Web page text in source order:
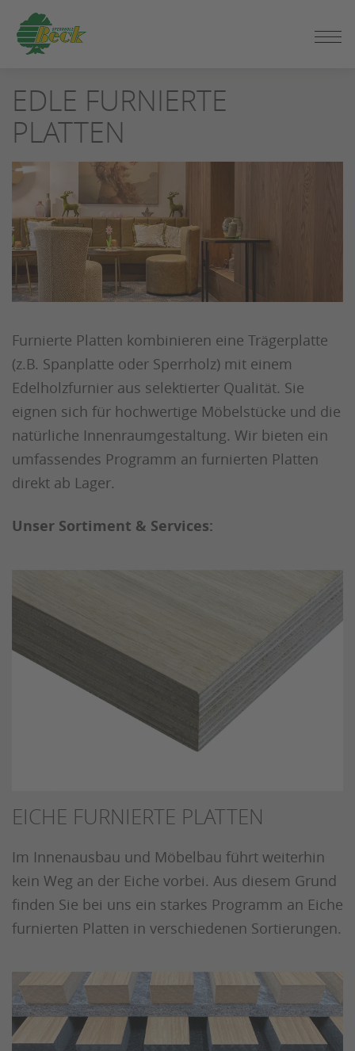
SEITENINHALT
SPRINGEN
EDLE FURNIERTE
PLATTEN
Furnierte Platten kombinieren eine Trägerplatte
(z.B. Spanplatte oder Sperrholz) mit einem
Edelholzfurnier aus selektierter Qualität. Sie
eignen sich für hochwertige Möbelstücke und die
natürliche Innenraumgestaltung. Wir bieten ein
umfassendes Programm an furnierten Platten
direkt ab Lager.
Unser Sortiment & Services:
EICHE FURNIERTE PLATTEN
Im Innenausbau und Möbelbau führt weiterhin
kein Weg an der Eiche vorbei. Aus diesem Grund
finden Sie bei uns ein starkes Programm an Eiche
furnierten Platten in verschiedenen Sortierungen.